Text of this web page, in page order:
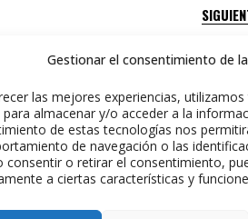
Gestionar el consentimiento de
las mejores experiencias,
almacenar y/o acceder a la
de estas tecnologías nos
de navegación o las
consentir o retirar el consentimiento,
a ciertas características y